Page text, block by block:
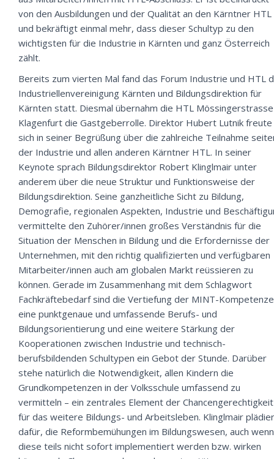
von den Ausbildungen und der Qualität an den Kärntner HTL
und bekräftigt einmal mehr, dass dieser Schultyp zu den
wichtigsten für die Industrie in Kärnten und ganz Österreich
zählt.
Bereits zum vierten Mal fand das Forum Industrie und HTL
Industriellenvereinigung Kärnten und Bildungsdirektion für
Kärnten statt. Diesmal übernahm die HTL Mössingerstrasse
Klagenfurt die Gastgeberrolle. Direktor Hubert Lutnik freute
sich in seiner Begrüßung über die zahlreiche Teilnahme
der Industrie und allen anderen Kärntner HTL. In seiner
Keynote sprach Bildungsdirektor Robert Klinglmair unter
anderem über die neue Struktur und Funktionsweise der
Bildungsdirektion. Seine ganzheitliche Sicht zu Bildung,
Demografie, regionalen Aspekten, Industrie und
vermittelte den Zuhörer/innen großes Verständnis für die
Situation der Menschen in Bildung und die Erfordernisse der
Unternehmen, mit den richtig qualifizierten und verfügbaren
Mitarbeiter/innen auch am globalen Markt reüssieren zu
können. Gerade im Zusammenhang mit dem Schlagwort
Fachkräftebedarf sind die Vertiefung der MINT-
eine punktgenaue und umfassende Berufs- und
Bildungsorientierung und eine weitere Stärkung der
Kooperationen zwischen Industrie und technisch-
berufsbildenden Schultypen ein Gebot der Stunde. Darüber
stehe natürlich die Notwendigkeit, allen Kindern die
Grundkompetenzen in der Volksschule umfassend zu
vermitteln – ein zentrales Element der Chancengerechtigkeit
für das weitere Bildungs- und Arbeitsleben. Klinglmair
dafür, die Reformbemühungen im Bildungswesen, auch wenn
diese teils nicht sofort implementiert werden bzw. wirken